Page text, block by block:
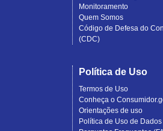
Monitoramento
Quem Somos
Código de Defesa do
(CDC)
Política de Uso
Termos de Uso
Conheça o
Orientações de uso
Política de Uso de